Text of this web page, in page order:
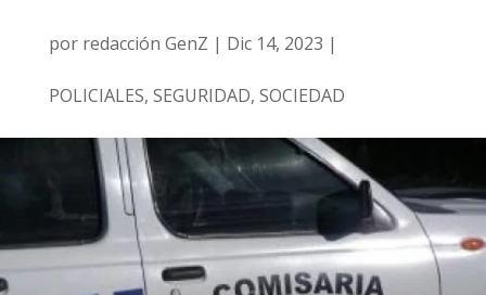
por redacción GenZ | Dic 14, 2023 |
POLICIALES, SEGURIDAD, SOCIEDAD